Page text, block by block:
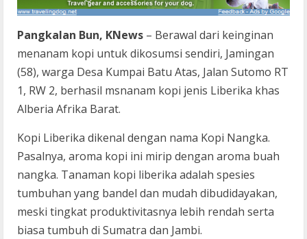
Pangkalan Bun, KNews – Berawal dari keinginan
menanam kopi untuk dikosumsi sendiri, Jamingan
(58), warga Desa Kumpai Batu Atas, Jalan Sutomo RT
1, RW 2, berhasil msnanam kopi jenis Liberika khas
Alberia Afrika Barat.
Kopi Liberika dikenal dengan nama Kopi Nangka.
Pasalnya, aroma kopi ini mirip dengan aroma buah
nangka. Tanaman kopi liberika adalah spesies
tumbuhan yang bandel dan mudah dibudidayakan,
meski tingkat produktivitasnya lebih rendah serta
biasa tumbuh di Sumatra dan Jambi.